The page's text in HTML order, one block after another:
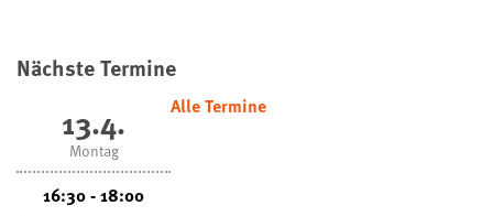
Nächste Termine
13.4.
Montag
16:30 - 18:00
Alle Termine